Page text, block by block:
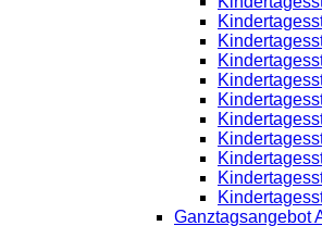
Ganztagsangebot